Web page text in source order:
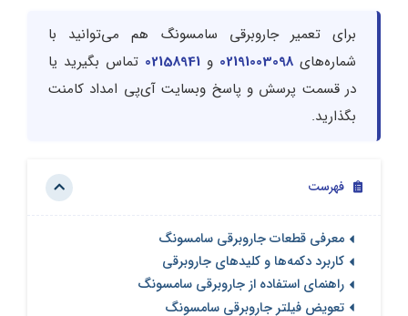
برای تعمیر جاروبرقی سامسونگ هم می‌توانید با
شماره‌های 02191003098 و 02158941 تماس بگیرید یا
در قسمت پرسش و پاسخ وبسایت آی‌پی امداد کامنت
بگذارید.
فهرست
معرفی قطعات جاروبرقی سامسونگ
کاربرد دکمه‌ها و کلیدهای جاروبرقی
راهنمای استفاده از جاروبرقی سامسونگ
تعویض فیلتر جاروبرقی سامسونگ